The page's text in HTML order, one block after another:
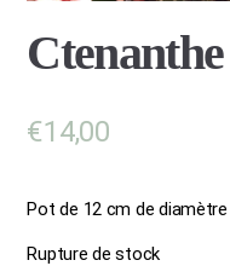
Ctenanthe
€14,00
Pot de 12 cm de diamètre
Rupture de stock